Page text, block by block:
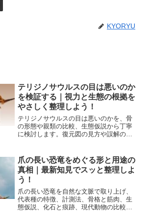
KYORYU
テリジノサウルスの目は悪いのか
を検証する｜視力と生態の根拠を
やさしく整理しよう！
テリジノサウルスの目は悪いのかを、骨
の形態や親類の比較、生態仮説から丁寧
に検討します。復元図の見方や誤解の整
爪の長い恐竜をめぐる形と用途の
真相｜最新知見でスッと整理しよ
う！
爪の長い恐竜を自然な文脈で取り上げ、
代表種の特徴、計測法、骨格と筋肉、生
態仮説、化石と痕跡、現代動物の比較ま